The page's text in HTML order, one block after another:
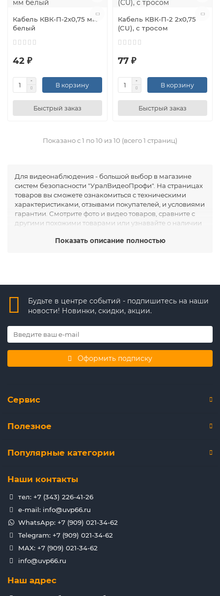
Кабель КВК-П-2х0,75 мм
белый
42 ₽
В корзину
Быстрый заказ
Кабель КВК-П-2 2х0,75
(CU), с тросом
77 ₽
В корзину
Быстрый заказ
Показано с 1 по 10 из 10 (всего 1 страниц)
Для видеонаблюдения - большой выбор в магазине
систем безопасности "УралВидеоПрофи". На страницах
товаров вы сможете ознакомиться с техническими
характеристиками, отзывами покупателей, и условиями
гарантии. Смотрите фото и видео товаров, сравните с
другими похожими товарами или узнавайте о наличии
магазине систем безопасности "УралВидеоПрофи".
Показать описание полностью
Будьте в центре событий - подпишитесь на наши
новости! Новинки, скидки, акции.
Оформить подписку
Сервис
Полезное
Популярные категории
Наши контакты
тел: +7 (343) 226-41-26
e-mail: info@uvp66.ru
WhatsApp: +7 (909) 021-34-62
Telegram: +7 (909) 021-34-62
MAX: +7 (909) 021-34-62
info@uvp66.ru
Наш адрес